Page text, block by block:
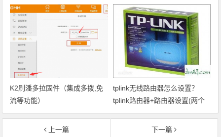
飞起
K2刷潘多拉固件（集成多拨,免
流等功能）
tplink无线路由器怎么设置？
tplink路由器+路由器设置(两个
路由器串联方法)
上一篇
下一篇